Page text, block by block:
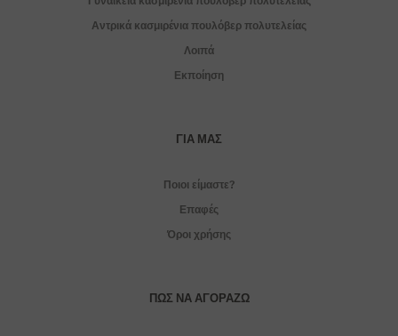
Αντρικά κασμιρένια πουλόβερ πολυτελείας
Λοιπά
Εκποίηση
ΓΙΑ ΜΑΣ
Ποιοι είμαστε?
Επαφές
Όροι χρήσης
ΠΏΣ ΝΑ ΑΓΟΡΆΖΩ